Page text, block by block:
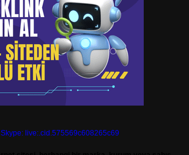
Skype: live:.cid.575569c608265c69